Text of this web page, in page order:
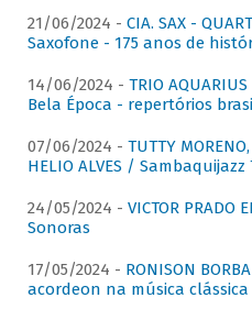
21/06/2024 - CIA. SAX -
Saxofone - 175 anos de
14/06/2024 - TRIO
Bela Época - repertórios
07/06/2024 - TUTTY
HELIO ALVES / Sambaquijazz
24/05/2024 - VICTOR PRADO
Sonoras
17/05/2024 - RONISON
acordeon na música clássica